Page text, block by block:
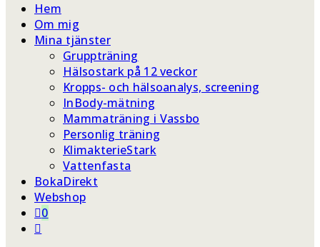
Hem
Om mig
Mina tjänster
Gruppträning
Hälsostark på 12 veckor
Kropps- och hälsoanalys, screening
InBody-mätning
Mammaträning i Vassbo
Personlig träning
KlimakterieStark
Vattenfasta
BokaDirekt
Webshop
0
Slå